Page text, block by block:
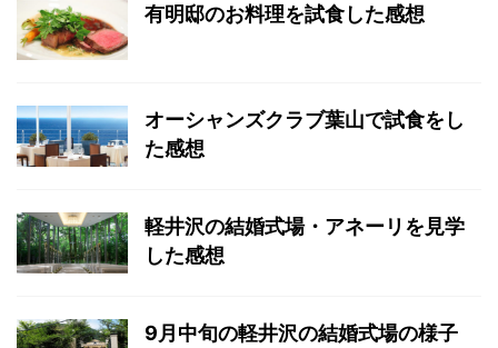
有明邸のお料理を試食した感想
オーシャンズクラブ葉山で試食をし
た感想
軽井沢の結婚式場・アネーリを見学
した感想
9月中旬の軽井沢の結婚式場の様子